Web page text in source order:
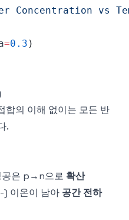
Concentration vs
=0.3 )
합의 이해 없이는 모든 반
.
공은 p→n으로 확산
) 이온이 남아 공간 전하